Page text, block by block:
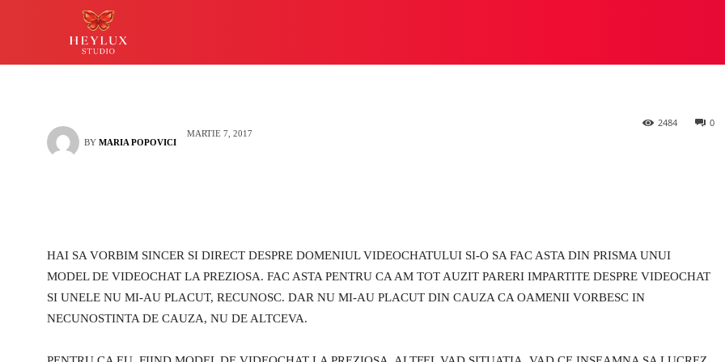
model de videochat la Preziosa?
BY MARIA POPOVICI
MARTIE 7, 2017
0
2484
HAI SA VORBIM SINCER SI DIRECT DESPRE DOMENIUL VIDEOCHATULUI SI-O SA FAC ASTA DIN PRISMA UNUI
MODEL DE VIDEOCHAT LA PREZIOSA. FAC ASTA PENTRU CA AM TOT AUZIT PARERI IMPARTITE DESPRE VIDEOCHAT
SI UNELE NU MI-AU PLACUT, RECUNOSC. DAR NU MI-AU PLACUT DIN CAUZA CA OAMENII VORBESC IN
NECUNOSTINTA DE CAUZA, NU DE ALTCEVA.